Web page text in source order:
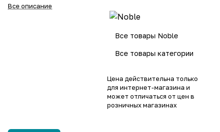
скульптурные фигуры<br>
Все описание
Все товары Noble
Все товары категории
Цена действительна только
для интернет-магазина и
может отличаться от цен в
розничных магазинах